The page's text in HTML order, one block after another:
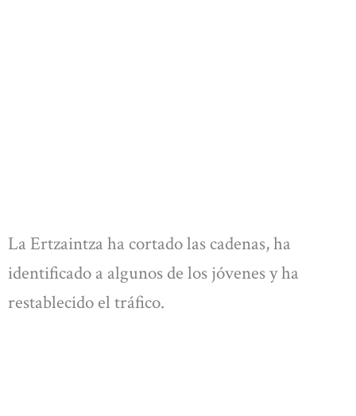
La Ertzaintza ha cortado las cadenas, ha
identificado a algunos de los jóvenes y ha
restablecido el tráfico.